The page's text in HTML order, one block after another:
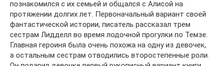
познакомился с их семьей и общался с Алисой на
протяжении долгих лет. Первоначальный вариант своей
фантастической истории, писатель рассказал трем
сестрам Лидделл во время лодочной прогулки по Темзе.
Главная героиня была очень похожа на одну из девочек,
а остальным сестрам отводились второстепенные роли.